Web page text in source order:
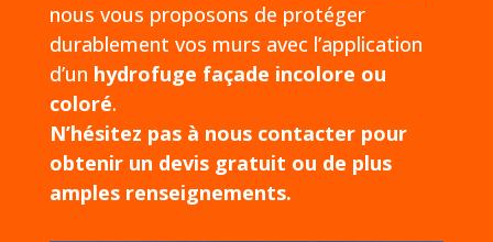
nous vous proposons de protéger
durablement vos murs avec l’application
d’un hydrofuge façade incolore ou
coloré.
N’hésitez pas à nous contacter pour
obtenir un devis gratuit ou de plus
amples renseignements.